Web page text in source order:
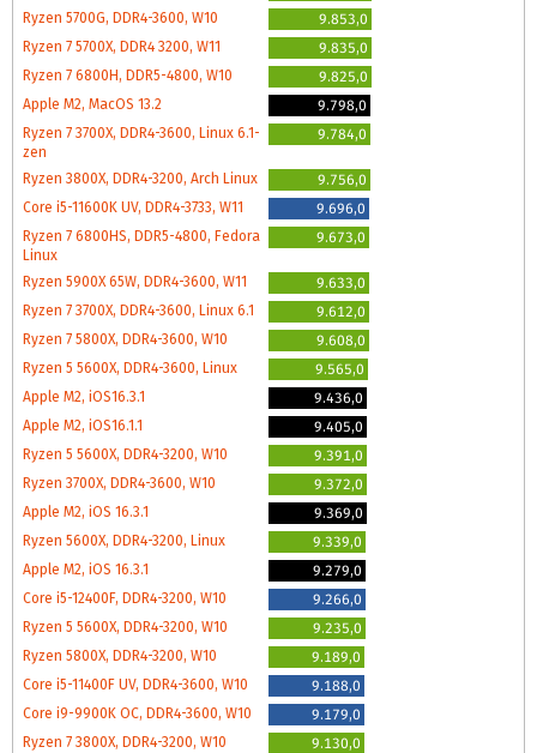
Ryzen 5700G, DDR4-3600, W10
9.853,0
Ryzen 7 5700X, DDR4 3200, W11
9.835,0
Ryzen 7 6800H, DDR5-4800, W10
9.825,0
Apple M2, MacOS 13.2
9.798,0
Ryzen 7 3700X, DDR4-3600, Linux 6.1-
zen
9.784,0
Ryzen 3800X, DDR4-3200, Arch Linux
9.756,0
Core i5-11600K UV, DDR4-3733, W11
9.696,0
Ryzen 7 6800HS, DDR5-4800, Fedora
Linux
9.673,0
Ryzen 5900X 65W, DDR4-3600, W11
9.633,0
Ryzen 7 3700X, DDR4-3600, Linux 6.1
9.612,0
Ryzen 7 5800X, DDR4-3600, W10
9.608,0
Ryzen 5 5600X, DDR4-3600, Linux
9.565,0
Apple M2, iOS16.3.1
9.436,0
Apple M2, iOS16.1.1
9.405,0
Ryzen 5 5600X, DDR4-3200, W10
9.391,0
Ryzen 3700X, DDR4-3600, W10
9.372,0
Apple M2, iOS 16.3.1
9.369,0
Ryzen 5600X, DDR4-3200, Linux
9.339,0
Apple M2, iOS 16.3.1
9.279,0
Core i5-12400F, DDR4-3200, W10
9.266,0
Ryzen 5 5600X, DDR4-3200, W10
9.235,0
Ryzen 5800X, DDR4-3200, W10
9.189,0
Core i5-11400F UV, DDR4-3600, W10
9.188,0
Core i9-9900K OC, DDR4-3600, W10
9.179,0
Ryzen 7 3800X, DDR4-3200, W10
9.130,0